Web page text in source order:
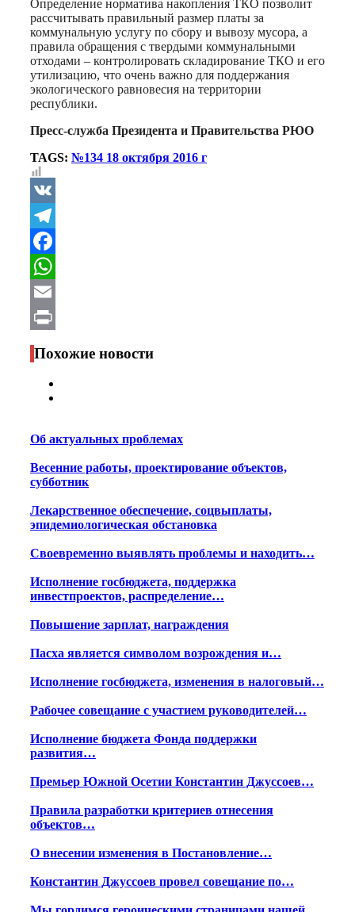
Определение норматива накопления ТКО позволит
рассчитывать правильный размер платы за
коммунальную услугу по сбору и вывозу мусора, а
правила обращения с твердыми коммунальными
отходами – контролировать складирование ТКО и его
утилизацию, что очень важно для поддержания
экологического равновесия на территории
республики.
Пресс-служба Президента и Правительства РЮО
TAGS: №134 18 октября 2016 г
VK
Telegram
Facebook
WhatsApp
Email
Print
Похожие новости
Об актуальных проблемах
Весенние работы, проектирование объектов,
субботник
Лекарственное обеспечение, соцвыплаты,
эпидемиологическая обстановка
Своевременно выявлять проблемы и находить…
Исполнение госбюджета, поддержка
инвестпроектов, распределение…
Повышение зарплат, награждения
Пасха является символом возрождения и…
Исполнение госбюджета, изменения в налоговый…
Рабочее совещание с участием руководителей…
Исполнение бюджета Фонда поддержки
развития…
Премьер Южной Осетии Константин Джуссоев…
Правила разработки критериев отнесения
объектов…
О внесении изменения в Постановление…
Константин Джуссоев провел совещание по…